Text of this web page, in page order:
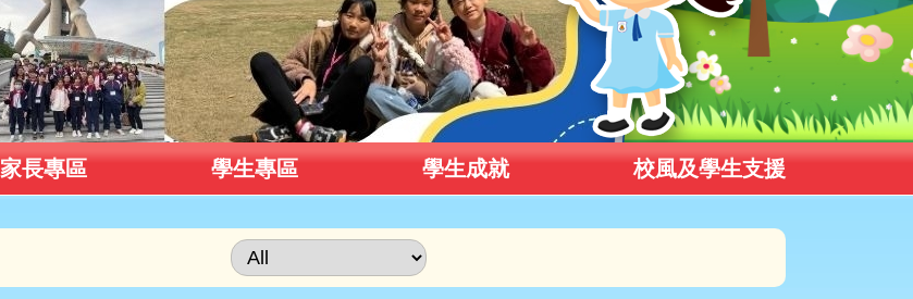
家長專區 學生專區 學生成就 校風及學生支援